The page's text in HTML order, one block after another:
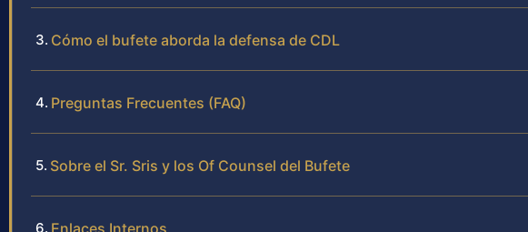
Cómo el bufete aborda la defensa de CDL
Preguntas Frecuentes (FAQ)
Sobre el Sr. Sris y los Of Counsel del Bufete